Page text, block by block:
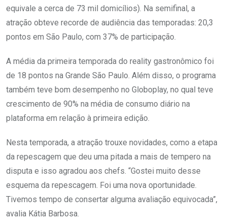
equivale a cerca de 73 mil domicílios). Na semifinal, a
atração obteve recorde de audiência das temporadas: 20,3
pontos em São Paulo, com 37% de participação.
A média da primeira temporada do reality gastronômico foi
de 18 pontos na Grande São Paulo. Além disso, o programa
também teve bom desempenho no Globoplay, no qual teve
crescimento de 90% na média de consumo diário na
plataforma em relação à primeira edição.
Nesta temporada, a atração trouxe novidades, como a etapa
da repescagem que deu uma pitada a mais de tempero na
disputa e isso agradou aos chefs. “Gostei muito desse
esquema da repescagem. Foi uma nova oportunidade.
Tivemos tempo de consertar alguma avaliação equivocada”,
avalia Kátia Barbosa.